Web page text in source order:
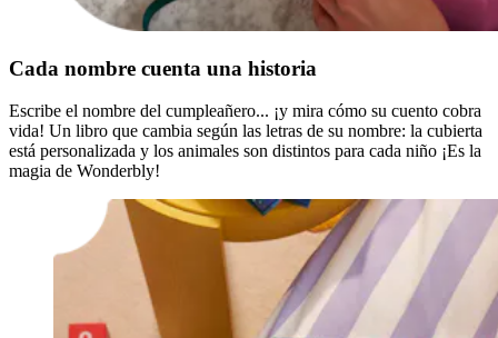
Cada nombre cuenta una historia
Escribe el nombre del cumpleañero... ¡y mira cómo su cuento cobra
vida! Un libro que cambia según las letras de su nombre: la cubierta
está personalizada y los animales son distintos para cada niño ¡Es la
magia de Wonderbly!